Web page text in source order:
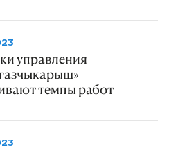
управления
темпы работ